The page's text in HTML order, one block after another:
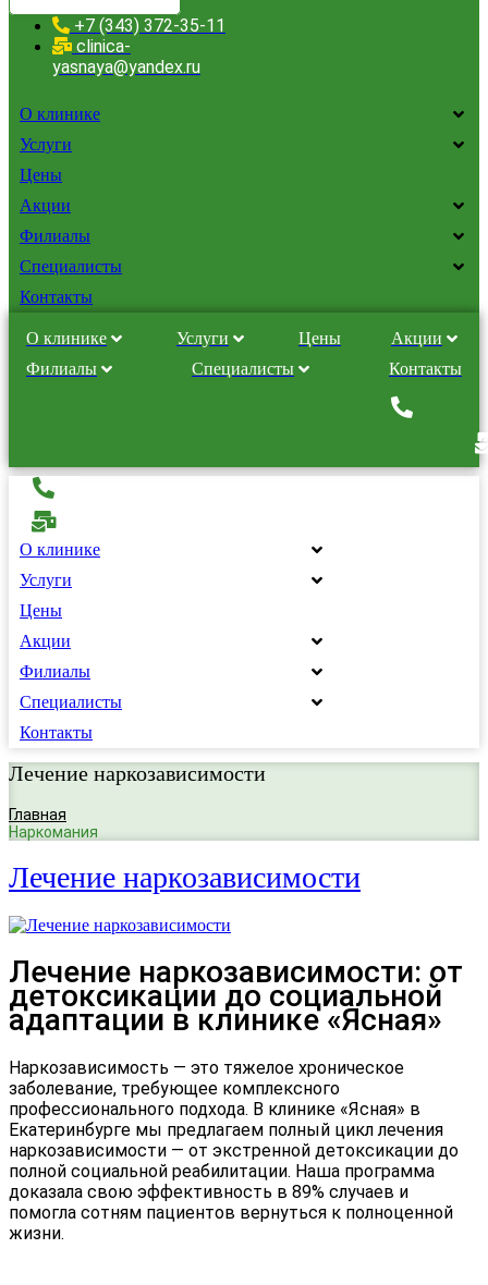
+7 (343) 372-35-11
clinica-
yasnaya@yandex.ru
О клинике
Услуги
Цены
Акции
Филиалы
Специалисты
Контакты
О клинике Услуги Цены
Акции
Филиалы
Специалисты Контакты
О клинике
Услуги
Цены
Акции
Филиалы
Специалисты
Контакты
Лечение наркозависимости
Главная
Наркомания
Лечение наркозависимости
Лечение наркозависимости: от
детоксикации до социальной
адаптации в клинике «Ясная»
Наркозависимость — это тяжелое хроническое
заболевание, требующее комплексного
профессионального подхода. В клинике «Ясная» в
Екатеринбурге мы предлагаем полный цикллечения
наркозависимости — от экстренной детоксикации до
полной социальной реабилитации. Наша программа
доказала свою эффективность в 89% случаев и
помогла сотням пациентов вернуться к полноценной
жизни.